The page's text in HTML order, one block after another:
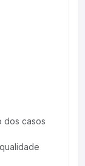
dos casos